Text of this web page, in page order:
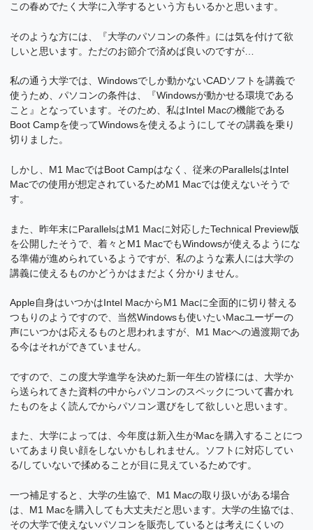
この春めでたく大学に入学するという方もいるかと思います。
そのような方には、『大学のパソコンの条件』には気を付けて欲
しいと思います。ただのお節介で済めば良いのですが…
私の通う大学では、Windowsでしか動かないCADソフトを講義で
使うため、パソコンの条件は、『Windowsが動かせる環境である
こと』となっています。そのため、私はIntel Macの機能である
Boot Campを使ってWindowsを使えるようにしてその講義を乗り
切りました。
しかし、M1 MacではBoot Campはなく、従来のParallelsはIntel
Macでの使用が想定されているためM1 Macでは使えないそうで
す。
また、昨年末にParallelsはM1 Macに対応したTechnical Preview版
を公開したそうで、着々とM1 MacでもWindowsが使えるようにな
る準備が進められているようですが、私のような素人には大学の
講義に使えるものかどうかはまだよく分かりません。
Apple自身はいつかはIntel MacからM1 Macに全面的に切り替える
つもりのようですので、当然Windowsも使いたいMacユーザーの
声にいつかは応えるものと思われますが、M1 Macへの過渡期であ
る今はそれができていません。
ですので、この度大学進学を決めた新一年生の皆様には、大学か
ら送られてきた資料の中からパソコンのスペックについて書かれ
たものをよく読んでからパソコン選びをして欲しいと思います。
また、大学によっては、今年度は新入生がMacを購入することにつ
いてあまり良い顔をしないかもしれません。ソフトに対応してい
る/していないで揉めることが目に見えているためです。
一つ補足すると、大学の生協で、M1 Macの取り扱いがある場合
は、M1 Macを購入しても大丈夫だと思います。大学の生協では、
その大学で使えないパソコンを販売しているとは考えにくいの